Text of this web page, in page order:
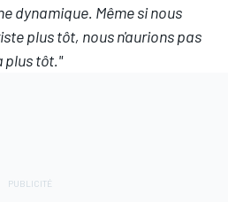
dynamique. Même si nous
plus tôt, nous n'aurions pas
plus tôt."